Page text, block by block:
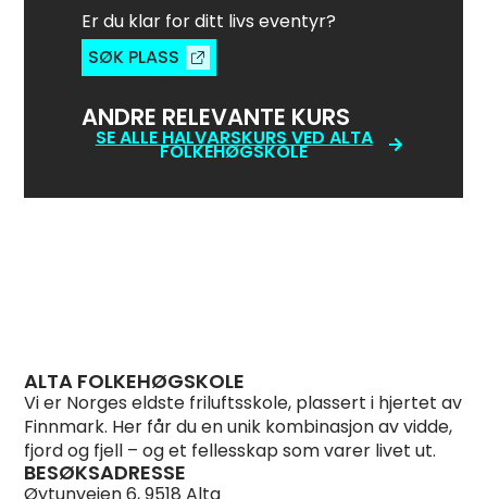
Er du klar for ditt livs eventyr?
SØK PLASS
ANDRE RELEVANTE KURS
SE ALLE HALVÅRSKURS VED ALTA
FOLKEHØGSKOLE
ALTA FOLKEHØGSKOLE
Vi er Norges eldste friluftsskole, plassert i hjertet av
Finnmark. Her får du en unik kombinasjon av vidde,
fjord og fjell – og et fellesskap som varer livet ut.
BESØKSADRESSE